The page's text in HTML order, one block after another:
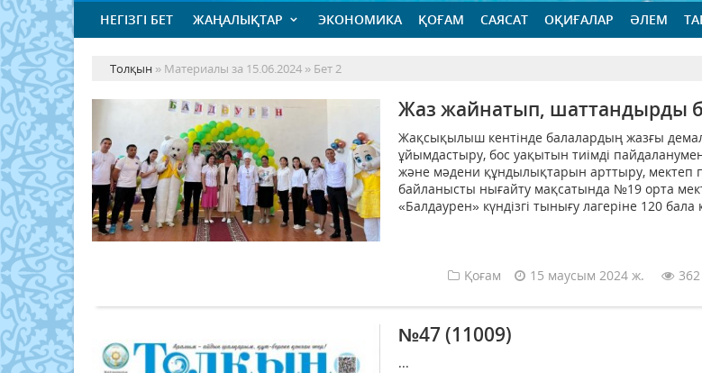
НЕГІЗГІ БЕТ ЖАҢАЛЫҚТАР ЭКОНОМИКА ҚОҒАМ САЯСАТ ОҚИҒАЛАР ӘЛЕМ
Толқын » Материалы за 15.06.2024 » Бет 2
Жаз жайнатып, шаттандырды
Жақсықылыш кентінде балалардың жазғы
ұйымдастыру, бос уақытын тиімді
және мәдени құндылықтарын арттыру, мектеп
байланысты нығайту мақсатында №19 орта
«Балдаурен» күндізгі тынығу лагеріне 120
Қоғам 15 маусым 2024 ж. 362
№47 (11009)
...